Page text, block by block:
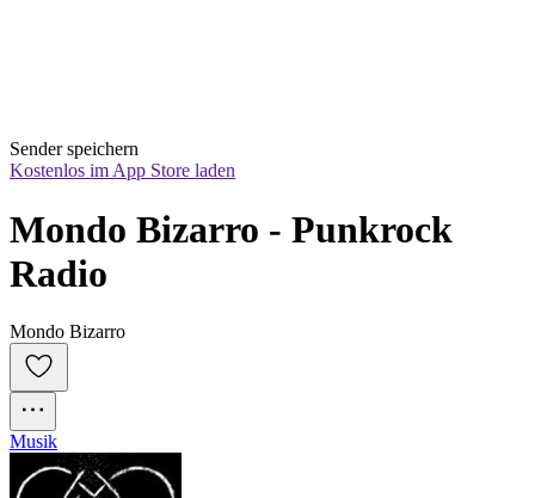
Sender speichern
Kostenlos im App Store laden
Mondo Bizarro - Punkrock
Radio
Mondo Bizarro
Musik